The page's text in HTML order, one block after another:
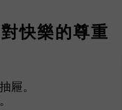
快樂的尊重
屜。